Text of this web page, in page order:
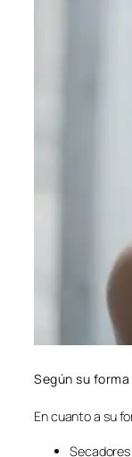
Según su forma
En cuanto a su